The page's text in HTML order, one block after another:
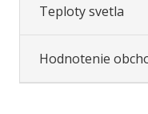
Teploty svetla
Hodnotenie